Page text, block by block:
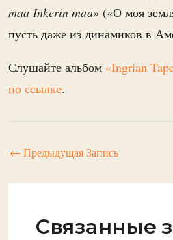
maa Inkerin maa» («О моя
пусть даже из динамиков в
Слушайте альбом «Ingrian
по ссылке.
← Предыдущая Запись
Связанные